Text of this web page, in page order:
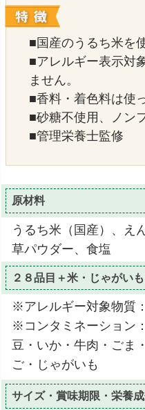
■国産のうるち米を
■アレルギー表示対
ません。
■香料・着色料は使
■砂糖不使用、ノン
■管理栄養士監修
原材料
うるち米（国産）、え
草パウダー、食塩
２８品目＋米・じゃがい
※アレルギー対象物質
※コンタミネーション
豆・いか・牛肉・ごま
ご・じゃがいも
サイズ・賞味期限・栄養